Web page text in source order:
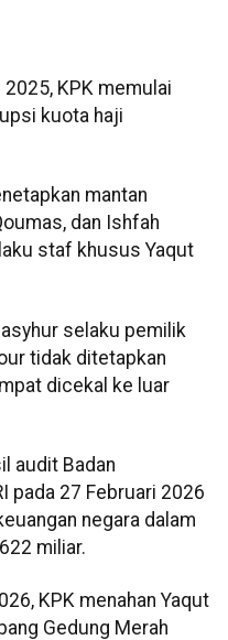
KPK memulai
kuota haji
mantan
dan Ishfah
staf khusus Yaqut
selaku pemilik
tidak ditetapkan
dicekal ke luar
audit Badan
pada 27 Februari 2026
negara dalam
miliar.
KPK menahan Yaqut
Gedung Merah